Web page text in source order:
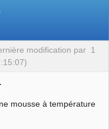
1
modification par
mousse à température